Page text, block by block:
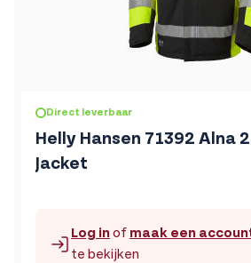
Direct leverbaar
Helly Hansen 71392 Alna
Jacket
De prijs is afhankelijk van de
Log inof maak een
te bekijken